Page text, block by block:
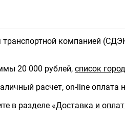
компанией
20 000 рублей, список
расчет, on-line оплата
в разделе «Доставка и